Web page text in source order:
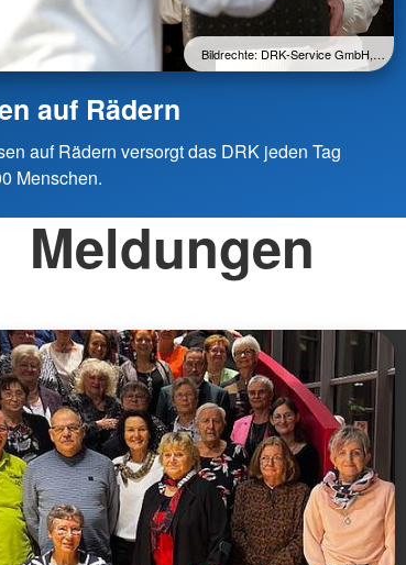
Bildrechte: DRK-Service GmbH,…
auf Rädern
auf Rädern versorgt das DRK jeden Tag
Menschen.
Meldungen